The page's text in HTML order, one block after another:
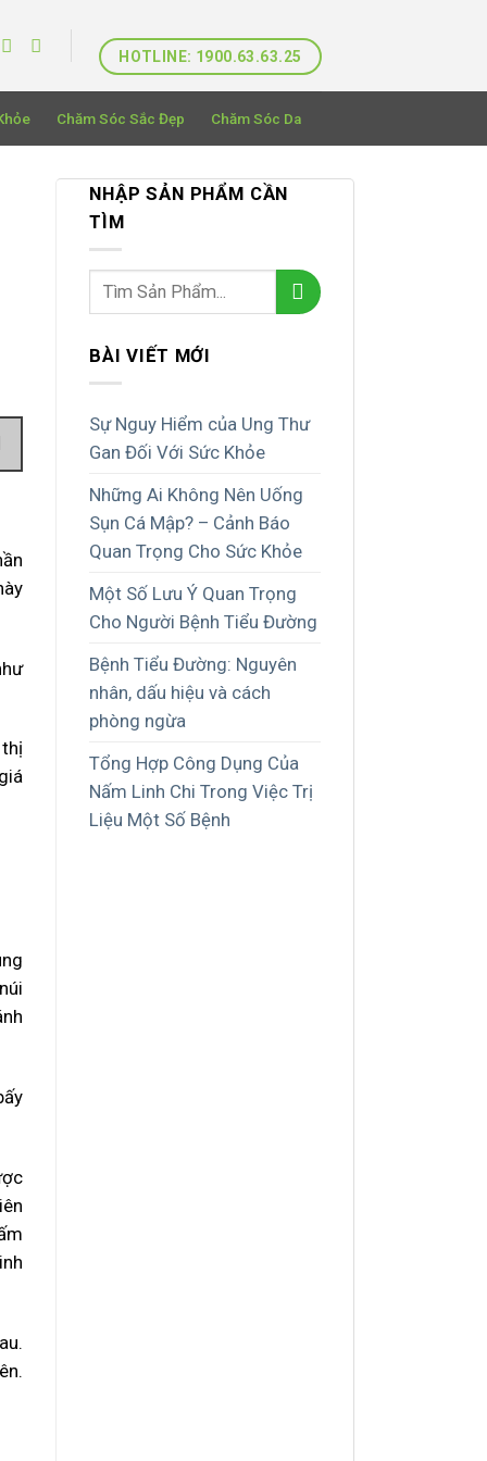
HOTLINE: 1900.63.63.25
Chăm Sóc Sắc Đẹp Chăm Sóc Da
NHẬP SẢN PHẨM CẦN
TÌM
BÀI VIẾT MỚI
Sự Nguy Hiểm của Ung Thư
Gan Đối Với Sức Khỏe
Những Ai Không Nên Uống
Sụn Cá Mập? – Cảnh Báo
Quan Trọng Cho Sức Khỏe
Một Số Lưu Ý Quan Trọng
Cho Người Bệnh Tiểu Đường
Bệnh Tiểu Đường: Nguyên
nhân, dấu hiệu và cách
phòng ngừa
Tổng Hợp Công Dụng Của
Nấm Linh Chi Trong Việc Trị
Liệu Một Số Bệnh